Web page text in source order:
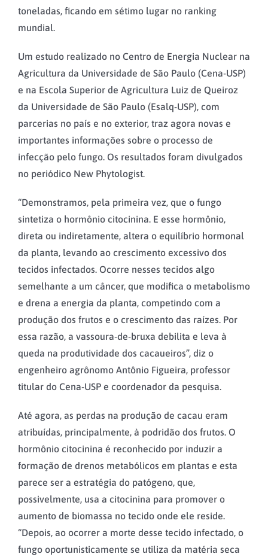
toneladas, ficando em sétimo lugar no ranking
mundial.
Um estudo realizado no Centro de Energia Nuclear na
Agricultura da Universidade de São Paulo (Cena-USP)
e na Escola Superior de Agricultura Luiz de Queiroz
da Universidade de São Paulo (Esalq-USP), com
parcerias no país e no exterior, traz agora novas e
importantes informações sobre o processo de
infecção pelo fungo. Os resultados foram divulgados
no periódico New Phytologist.
“Demonstramos, pela primeira vez, que o fungo
sintetiza o hormônio citocinina. E esse hormônio,
direta ou indiretamente, altera o equilíbrio hormonal
da planta, levando ao crescimento excessivo dos
tecidos infectados. Ocorre nesses tecidos algo
semelhante a um câncer, que modifica o metabolismo
e drena a energia da planta, competindo com a
produção dos frutos e o crescimento das raízes. Por
essa razão, a vassoura-de-bruxa debilita e leva à
queda na produtividade dos cacaueiros”, diz o
engenheiro agrônomo Antônio Figueira, professor
titular do Cena-USP e coordenador da pesquisa.
Até agora, as perdas na produção de cacau eram
atribuídas, principalmente, à podridão dos frutos. O
hormônio citocinina é reconhecido por induzir a
formação de drenos metabólicos em plantas e esta
parece ser a estratégia do patógeno, que,
possivelmente, usa a citocinina para promover o
aumento de biomassa no tecido onde ele reside.
“Depois, ao ocorrer a morte desse tecido infectado, o
fungo oportunisticamente se utiliza da matéria seca